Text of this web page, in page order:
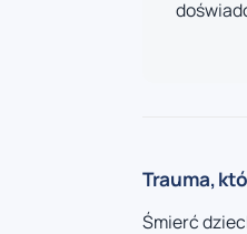
Trauma,
Śmierć